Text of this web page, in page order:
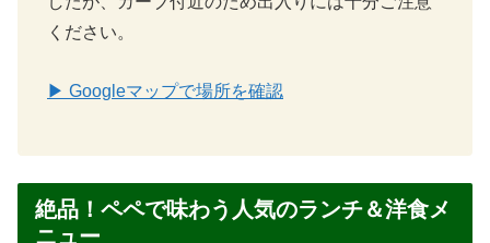
項目
施設名 ペペ（cafe chez pepe）
電話番号 0895-27-2227
営業時間